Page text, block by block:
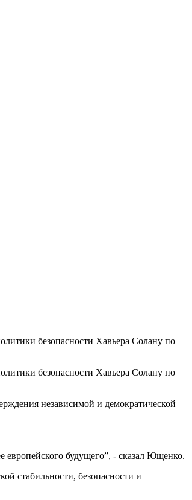
безопасности Хавьера Солану по
безопасности Хавьера Солану по
независимой и демократической
будущего”, - сказал Ющенко.
стабильности, безопасности и